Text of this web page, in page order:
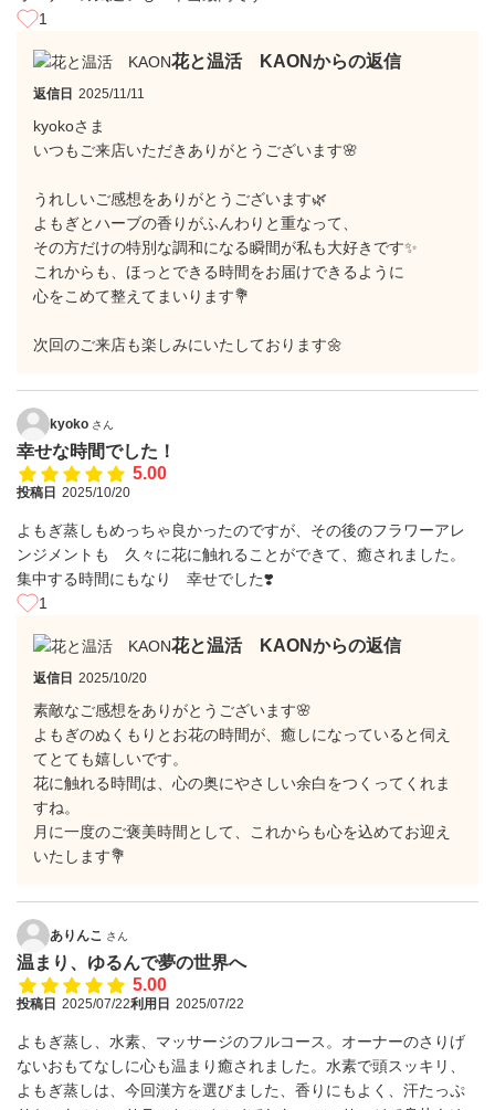
1
花と温活 KAONからの返信
返信日 2025/11/11
kyokoさま
いつもご来店いただきありがとうございます🌸
うれしいご感想をありがとうございます🌿
よもぎとハーブの香りがふんわりと重なって、
その方だけの特別な調和になる瞬間が私も大好きです✨
これからも、ほっとできる時間をお届けできるように
心をこめて整えてまいります💐
次回のご来店も楽しみにいたしております🌼
kyoko さん
幸せな時間でした！
5.00
投稿日 2025/10/20
よもぎ蒸しもめっちゃ良かったのですが、その後のフラワーアレ
ンジメントも 久々に花に触れることができて、癒されました。
集中する時間にもなり 幸せでした❣️
1
花と温活 KAONからの返信
返信日 2025/10/20
素敵なご感想をありがとうございます🌸
よもぎのぬくもりとお花の時間が、癒しになっていると伺え
てとても嬉しいです。
花に触れる時間は、心の奥にやさしい余白をつくってくれま
すね。
月に一度のご褒美時間として、これからも心を込めてお迎え
いたします💐
ありんこ さん
温まり、ゆるんで夢の世界へ
5.00
投稿日 2025/07/22利用日 2025/07/22
よもぎ蒸し、水素、マッサージのフルコース。オーナーのさりげ
ないおもてなしに心も温まり癒されました。水素で頭スッキリ、
よもぎ蒸しは、今回漢方を選びました、香りにもよく、汗たっぷ